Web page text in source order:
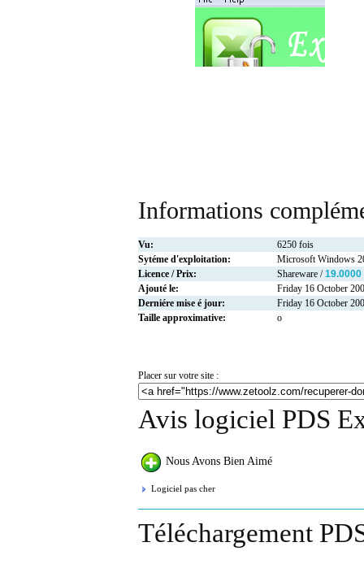
Informations
Vu:
6250 fois
Sytéme d'exploitation:
Microsoft Windows
Licence / Prix:
Shareware /19.0000
Ajouté le:
Friday 16 October
Derniére mise é jour:
Friday 16 October
Taille approximative:
o
Placer sur votre site :
Avis logiciel PDS
Nous Avons Bien Aimé
Logiciel pas cher
Téléchargement